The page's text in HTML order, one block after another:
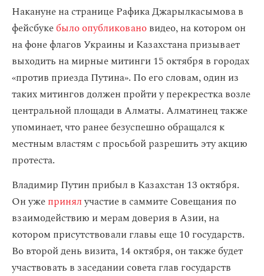
Накануне на странице Рафика Джарылкасымова в
фейсбукебыло опубликовановидео, на котором он
на фоне флагов Украины и Казахстана призывает
выходить на мирные митинги 15 октября в городах
«против приезда Путина». По его словам, один из
таких митингов должен пройти у перекрестка возле
центральной площади в Алматы. Алматинец также
упоминает, что ранее безуспешно обращался к
местным властям с просьбой разрешить эту акцию
протеста.
Владимир Путин прибыл в Казахстан 13 октября.
Он ужепринялучастие в саммите Совещания по
взаимодействию и мерам доверия в Азии, на
котором присутствовали главы еще 10 государств.
Во второй день визита, 14 октября, он также будет
участвовать в заседании совета глав государств